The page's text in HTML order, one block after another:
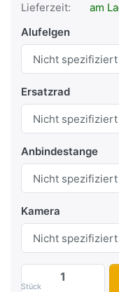
Lieferzeit:
am
Alufelgen
Ersatzrad
Anbindestange
Kamera
Stück